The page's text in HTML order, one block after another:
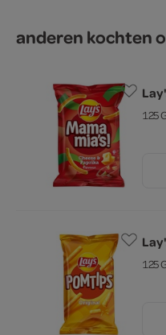
anderen kochten
125
125